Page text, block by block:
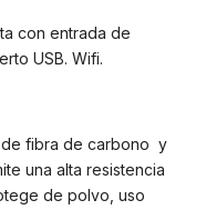
con entrada de
USB. Wifi.
de fibra de carbono y
una alta resistencia
de polvo, uso